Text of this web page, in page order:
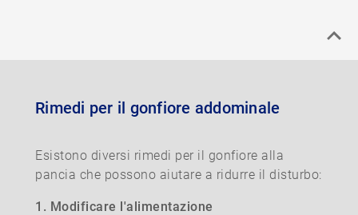
Rimedi per il gonfiore addominale
Esistono diversi rimedi per il gonfiore alla
pancia che possono aiutare a ridurre il disturbo:
1. Modificare l'alimentazione